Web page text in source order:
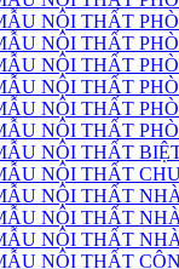
NỘI THẤT
NỘI THẤT
NỘI THẤT
NỘI THẤT
NỘI THẤT
NỘI THẤT
NỘI THẤT
NỘI THẤT
NỘI THẤT
NỘI THẤT
NỘI THẤT
NỘI THẤT